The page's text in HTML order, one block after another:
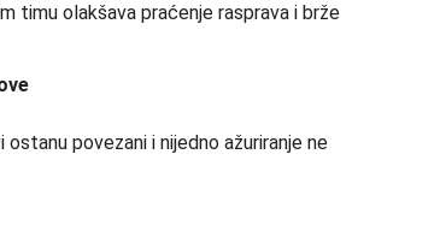
timu olakšava praćenje rasprava i brže
povezani i nijedno ažuriranje ne